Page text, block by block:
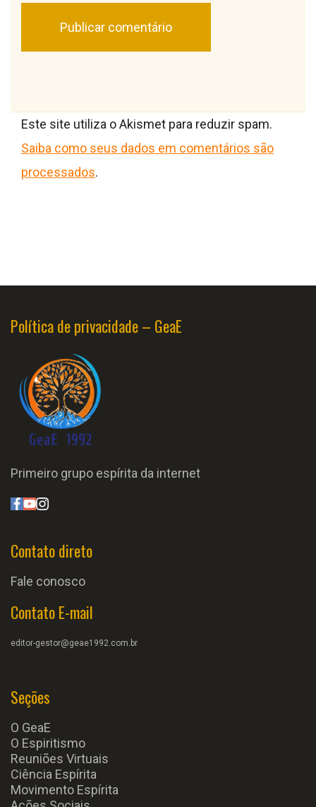
Este site utiliza o Akismet para reduzir spam.
Saiba como seus dados em comentários são
processados.
Política de privacidade – GeaE
Primeiro grupo espírita da internet
Contato direto
Fale conosco
Contato E-mail
editor-gestor@geae1992.com.br
Seções
O GeaE
O Espiritismo
Reuniões Virtuais
Ciência Espírita
Movimento Espírita